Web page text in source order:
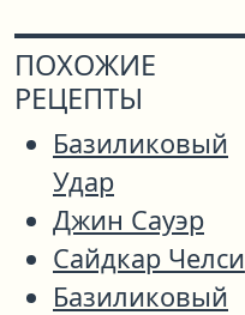
ПОХОЖИЕ
РЕЦЕПТЫ
Базиликовый
Удар
Джин Сауэр
Сайдкар Челси
Базиликовый